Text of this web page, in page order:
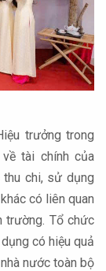
trưởng trong
tài chính của
chi, sử dụng
có liên quan
trường. Tổ chức
có hiệu quả
nước toàn bộ